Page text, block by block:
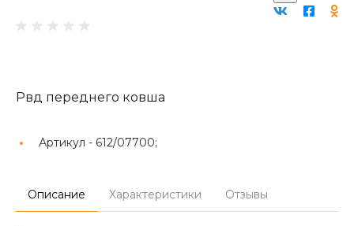
Рвд переднего ковша
Артикул - 612/07700;
Описание Характеристики Отзывы